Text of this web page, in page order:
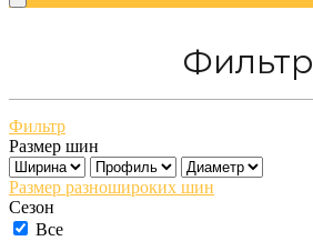
Фильтр
Фильтр
Размер шин
Размер разношироких шин
Сезон
Все